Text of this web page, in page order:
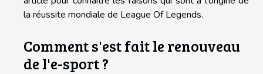
la réussite mondiale de League Of Legends.
Comment s'est fait le renouveau
de l'e-sport ?